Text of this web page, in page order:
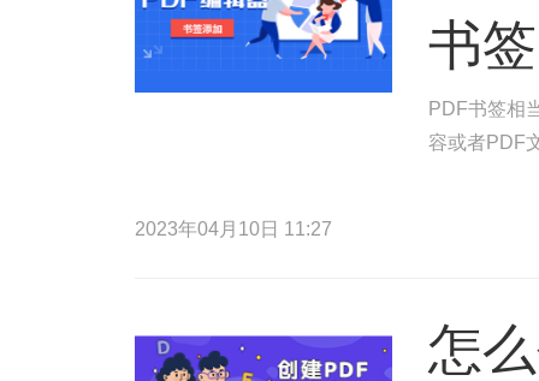
书
PDF书签相
容或者PDF
2023年04月10日 11:27
怎